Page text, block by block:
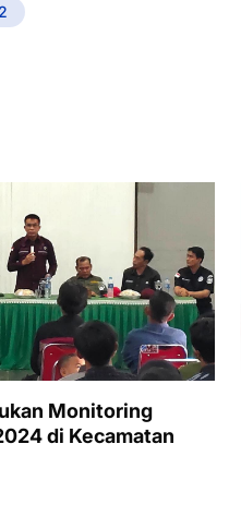
Monitoring
di Kecamatan